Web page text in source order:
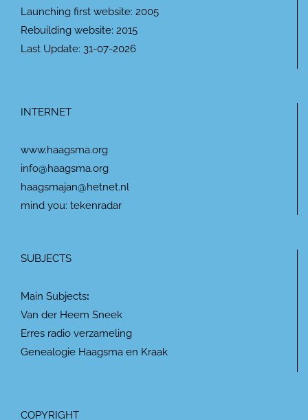
Launching first website: 2005
Rebuilding website: 2015
Last Update: 31-07-2026
INTERNET
www.haagsma.org
info@haagsma.org
haagsmajan@hetnet.nl
mind you: tekenradar
SUBJECTS
Main Subjects:
Van der Heem Sneek
Erres radio verzameling
Genealogie Haagsma en Kraak
COPYRIGHT